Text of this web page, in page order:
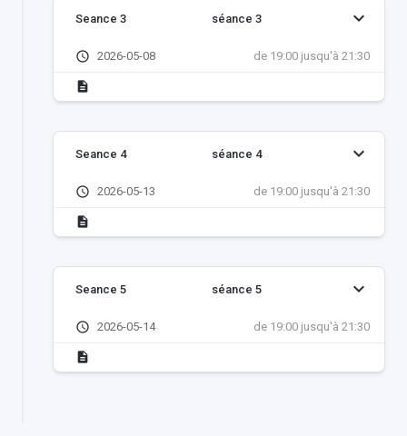
Seance 3 séance 3 keyboard_arrow_down
schedule 2026-05-08 de 19:00 jusqu'à 21:30
description
Seance 4 séance 4 keyboard_arrow_down
schedule 2026-05-13 de 19:00 jusqu'à 21:30
description
Seance 5 séance 5 keyboard_arrow_down
schedule 2026-05-14 de 19:00 jusqu'à 21:30
description